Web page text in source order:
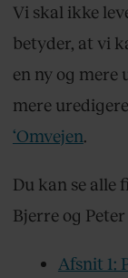
Vi skal ikke
betyder, at vi
en ny og
mere
‘Omvejen.
Du kan se alle
Bjerre og
Afsnit 1: